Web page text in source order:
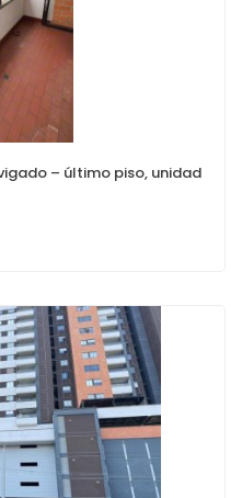
– último piso, unidad